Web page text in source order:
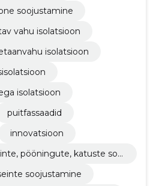
soojustamine
vahu isolatsioon
isolatsioon
isolatsioon
puitfassaadid
innovatsioon
pööningute, katuste sooj
soojustamine